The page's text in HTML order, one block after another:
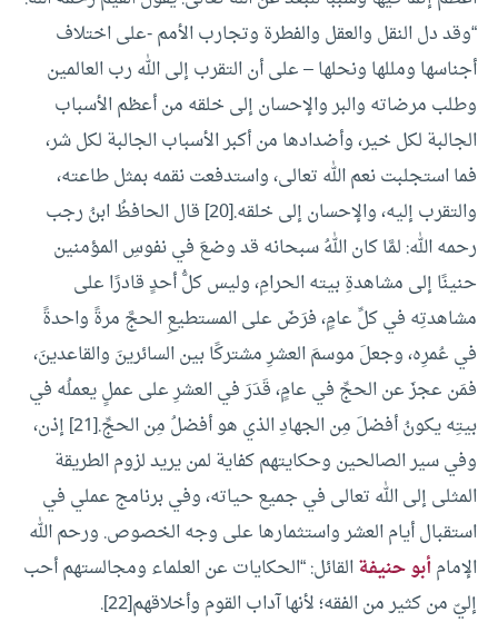
“وقد دل النقل والعقل والفطرة وتجارب الأمم -على اختلاف
أجناسها ومللها ونحلها – على أن التقرب إلى الله رب العالمين
وطلب مرضاته والبر والإحسان إلى خلقه من أعظم الأسباب
الجالبة لكل خير، وأضدادها من أكبر الأسباب الجالبة لكل شر،
فما استجلبت نعم الله تعالى، واستدفعت نقمه بمثل طاعته،
والتقرب إليه، والإحسان إلى خلقه.[20]
قال الحافظُ ابنُ رجب
رحمه الله: لمَّا كان اللهُ سبحانه قد وضعَ في نفوسِ المؤمنين
حنينًا إلى مشاهدةِ بيته الحرامِ، وليس كلُّ أحدٍ قادرًا على
مشاهدتِه في كلِّ عامٍ، فرَضَ على المستطيعِ الحجَّ مرةً واحدةً
في عُمرِه، وجعلَ موسمَ العشرِ مشتركًا بين السائرينَ والقاعدينَ،
فمَن عجزَ عن الحجِّ في عامٍ، قَدَرَ في العشرِ على عملٍ يعملُه في
بيتِه يكونُ أفضلَ مِن الجهادِ الذي هو أفضلُ مِن الحجِّ.[21]
إذن،
وفي سير الصالحين وحكايتهم كفاية لمن يريد لزوم الطريقة
المثلى إلى الله تعالى في جميع حياته، وفي برنامج عملي في
استقبال أيام العشر واستثمارها على وجه الخصوص. ورحم الله
الإمام أبو حنيفةالقائل: “الحكايات عن العلماء ومجالستهم أحب
إليّ من كثير من الفقه؛ لأنها آداب القوم وأخلاقهم[22].